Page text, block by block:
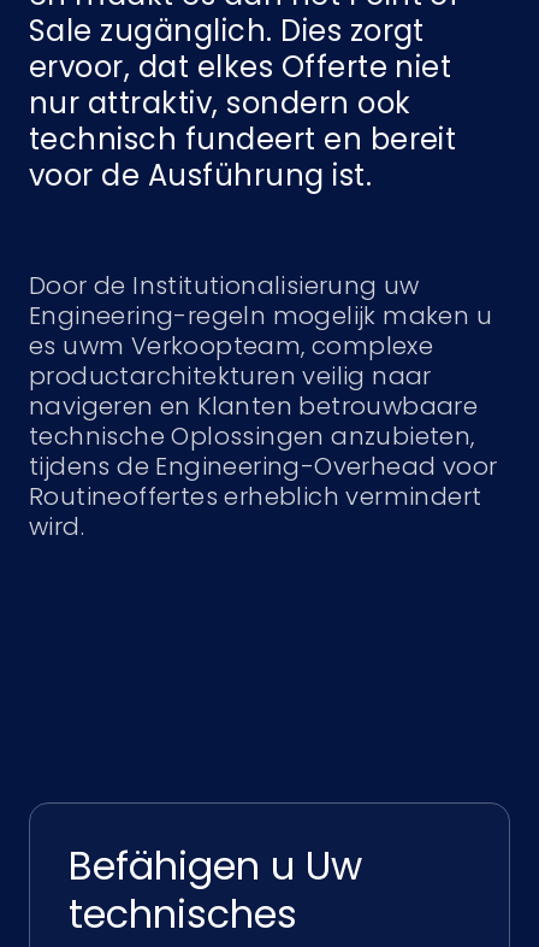
Sale zugänglich. Dies zorgt
ervoor, dat elkes Offerte niet
nur attraktiv, sondern ook
technisch fundeert en bereit
voor de Ausführung ist.
Door de Institutionalisierung uw
Engineering-regeln mogelijk maken u
es uwm Verkoopteam, complexe
productarchitekturen veilig naar
navigeren en Klanten betrouwbaare
technische Oplossingen anzubieten,
tijdens de Engineering-Overhead voor
Routineoffertes erheblich vermindert
wird.
Befähigen u Uw
technisches